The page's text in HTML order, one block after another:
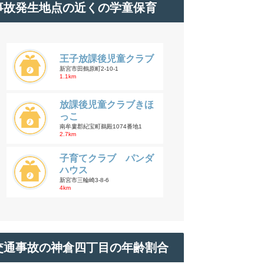
故発生地点の近くの学童保育
王子放課後児童クラブ
新宮市田鶴原町2-10-1
1.1km
放課後児童クラブきほ
っこ
南牟婁郡紀宝町鵜殿1074番地1
2.7km
子育てクラブ パンダ
ハウス
新宮市三輪崎3-8-6
4km
通事故の神倉四丁目の年齢割合